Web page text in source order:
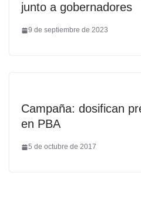
junto a gobernadores
9 de septiembre de 2023
Campaña: dosifican
en PBA
5 de octubre de 2017